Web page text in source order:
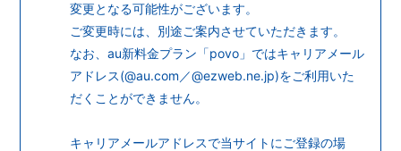
変更となる可能性がございます。
ご変更時には、別途ご案内させていただきます。
なお、au新料金プラン「povo」ではキャリアメール
アドレス(@au.com／@ezweb.ne.jp)をご利用いた
だくことができません。
キャリアメールアドレスで当サイトにご登録の場